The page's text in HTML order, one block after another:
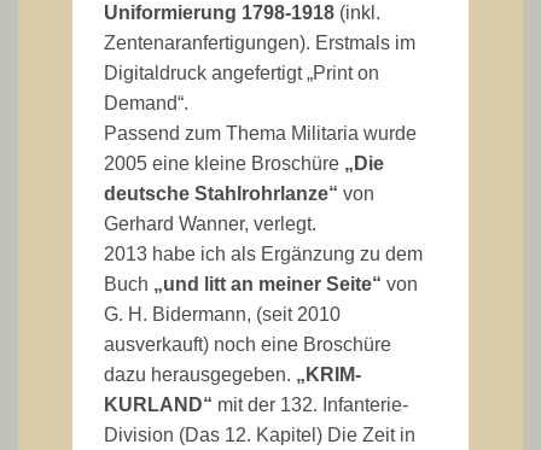
Uniformierung 1798-1918 (inkl.
Zentenaranfertigungen). Erstmals im
Digitaldruck angefertigt „Print on
Demand“.
Passend zum Thema Militaria wurde
2005 eine kleine Broschüre „Die
deutsche Stahlrohrlanze“ von
Gerhard Wanner, verlegt.
2013 habe ich als Ergänzung zu dem
Buch „und litt an meiner Seite“ von
G. H. Bidermann, (seit 2010
ausverkauft) noch eine Broschüre
dazu herausgegeben. „KRIM-
KURLAND“ mit der 132. Infanterie-
Division (Das 12. Kapitel) Die Zeit in